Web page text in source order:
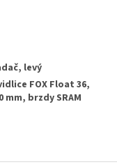
levý
FOX Float 36,
mm, brzdy SRAM